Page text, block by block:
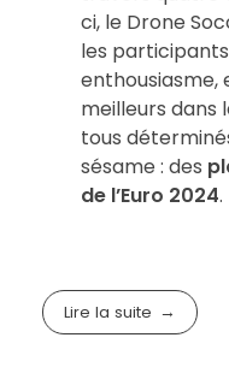
ci, le Drone
les
enthousiasme,
meilleurs dans
tous
sésame : des
de l’Euro 2024.
Lire la suite